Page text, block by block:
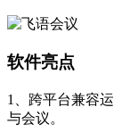
软件亮点
1、跨平台兼容
与会议。